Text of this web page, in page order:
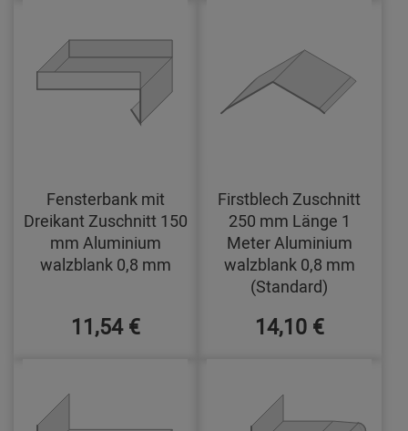
Fensterbank mit
Dreikant Zuschnitt 150
mm Aluminium
walzblank 0,8 mm
11,54 €
Firstblech Zuschnitt
250 mm Länge 1
Meter Aluminium
walzblank 0,8 mm
(Standard)
14,10 €